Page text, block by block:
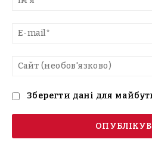
Зберегти дані для